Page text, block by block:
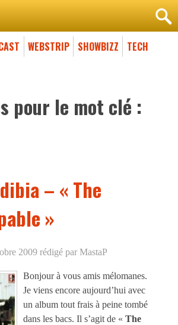
WEBSTRIP SHOWBIZZ TECH
pour le mot clé :
– « The
»
2009 rédigé par MastaP
Bonjour à vous amis mélomanes.
Je viens encore aujourd’hui avec
un album tout frais à peine tombé
dans les bacs. Il s’agit de « The